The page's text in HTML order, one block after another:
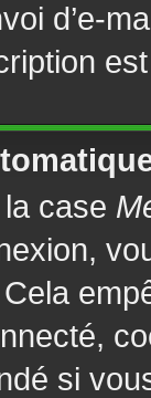
d’e-
case
si